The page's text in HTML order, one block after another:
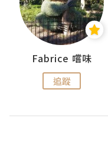
Fabrice 嚐味
追蹤